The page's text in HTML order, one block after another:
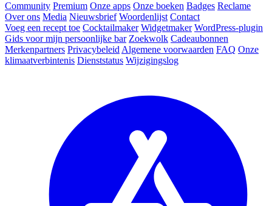
Community Premium Onze apps Onze boeken Badges Reclame
Over ons Media Nieuwsbrief Woordenlijst Contact
Voeg een recept toe Cocktailmaker Widgetmaker WordPress-plugin
Gids voor mijn persoonlijke bar Zoekwolk Cadeaubonnen
Merkenpartners Privacybeleid Algemene voorwaarden FAQ Onze
klimaatverbintenis Dienststatus Wijzigingslog